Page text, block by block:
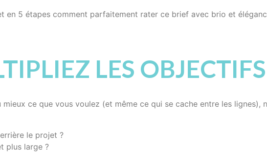
en 5 étapes comment parfaitement rater ce brief avec brio et
LES OBJECTIFS
ce que vous voulez (et même ce qui se cache entre les
le projet ?
plus large ?